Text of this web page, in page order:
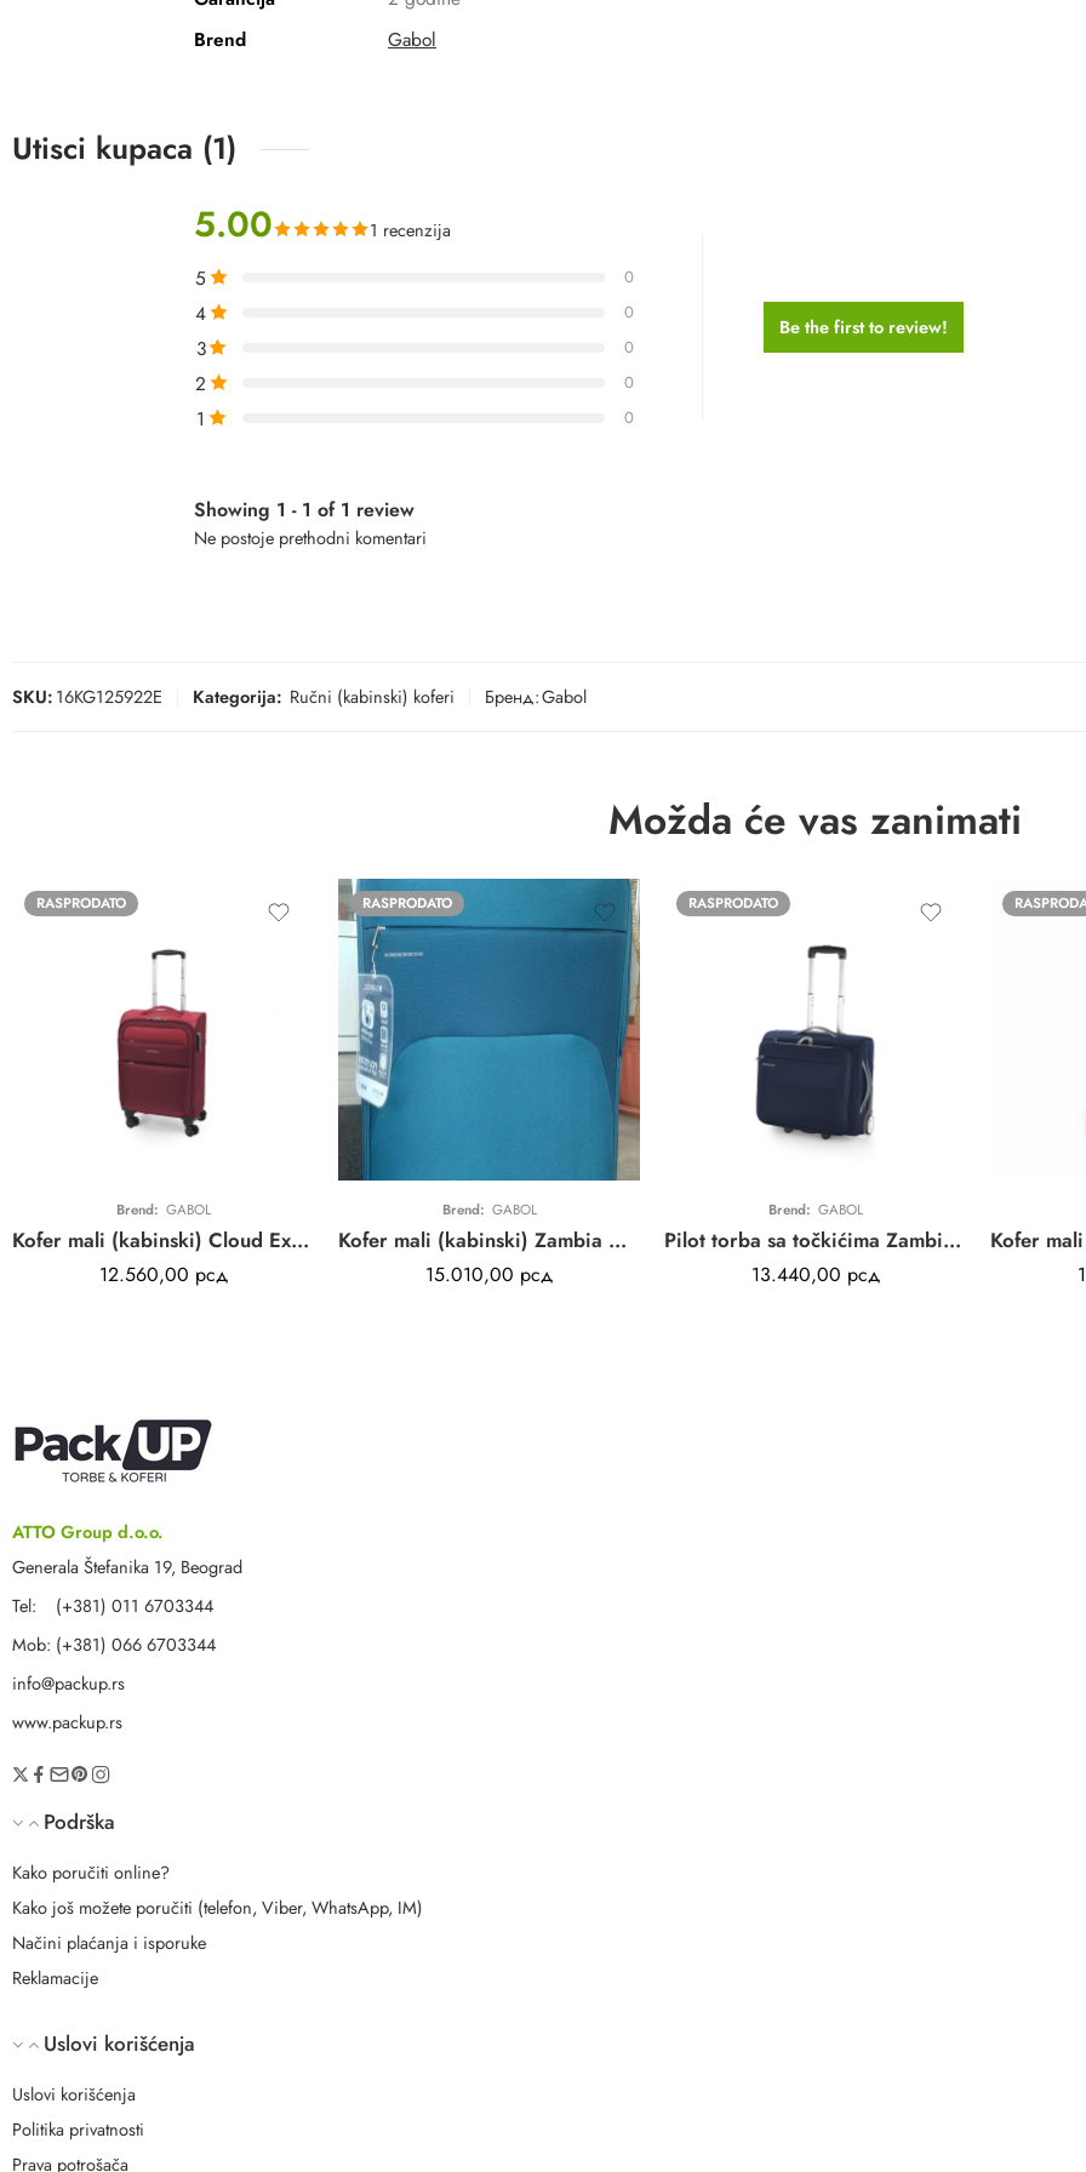
Brend
Gabol
Utisci kupaca (1)
5.00 1 recenzija
5 0
4 0
3 0
2 0
1 0
Be the first to review!
Showing 1 - 1 of 1 review
Ne postoje prethodni komentari
SKU:16KG125922E Kategorija: Ručni (kabinski) koferi Бренд:Gabol
Možda će vas zanimati
RASPRODATO
Brend: GABOL
Kofer mali (kabinski) Cloud Extra Light Gabol | crveni | poliester
12.560,00 рсд
RASPRODATO
Brend: GABOL
Kofer mali (kabinski) Zambia Gabol | petrolej plava | poliester
15.010,00 рсд
RASPRODATO
Brend: GABOL
Pilot torba sa točkićima Zambia Gabol | plava | poliester | 15,6″
13.440,00 рсд
ATTO Group d.o.o.
Generala Štefanika 19, Beograd
Tel: (+381) 011 6703344
Mob: (+381) 066 6703344
info@packup.rs
www.packup.rs
Podrška
Kako poručiti online?
Kako još možete poručiti (telefon, Viber, WhatsApp, IM)
Načini plaćanja i isporuke
Reklamacije
Uslovi korišćenja
Uslovi korišćenja
Politika privatnosti
Prava potrošača